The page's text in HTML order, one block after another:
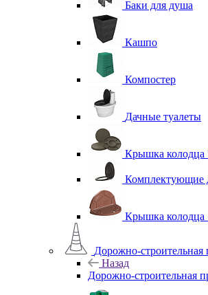
Баки для душа
Кашпо
Компостер
Дачные туалеты
Крышка колодца
Комплектующие
Крышка колодца
Дорожно-строительная
Назад
Дорожно-строительная